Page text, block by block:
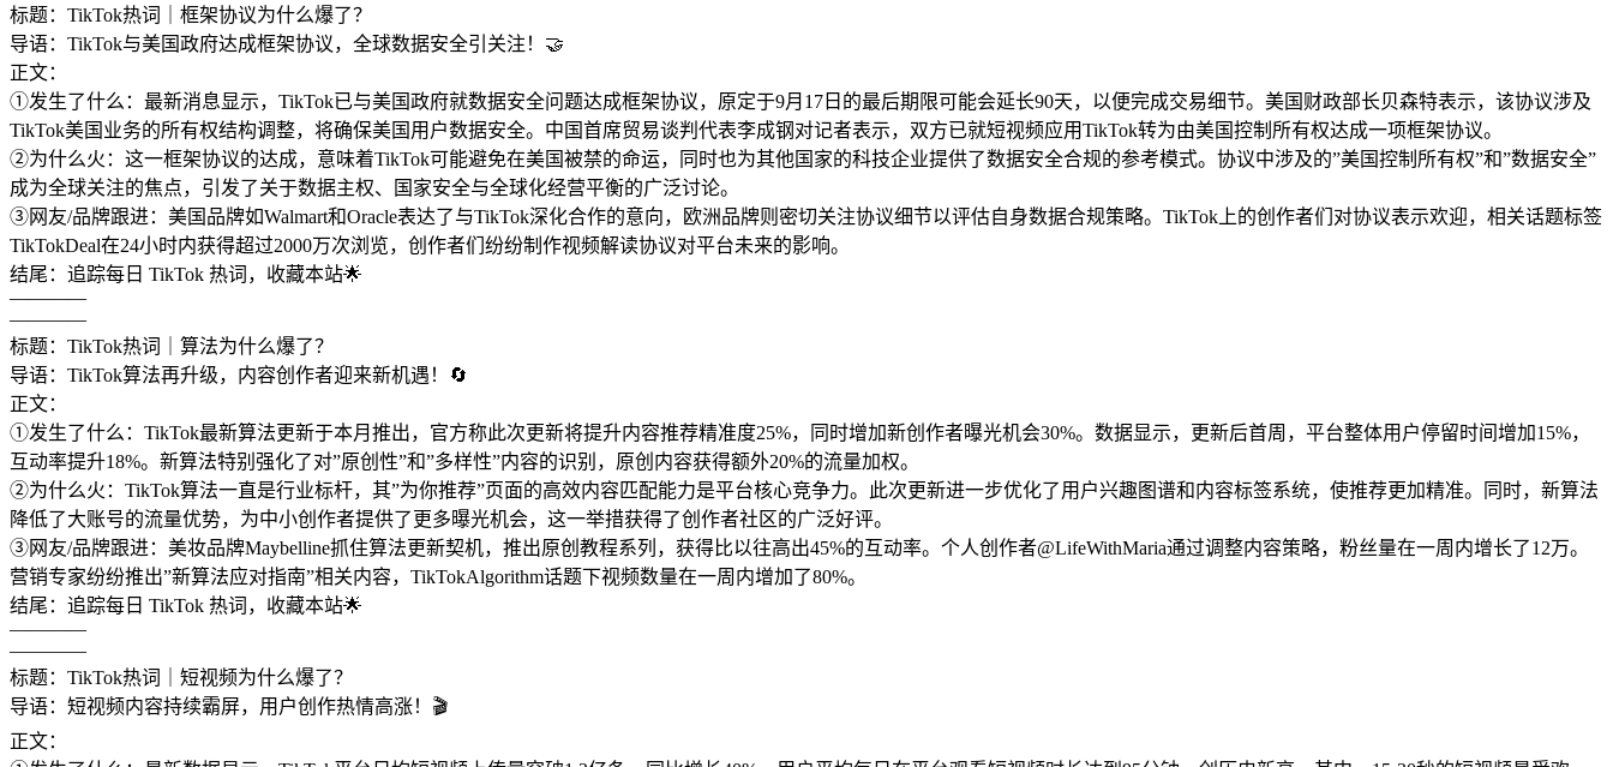
标题：TikTok热词｜框架协议为什么爆了？
导语：TikTok与美国政府达成框架协议，全球数据安全引关注！🤝
正文：
①发生了什么：最新消息显示，TikTok已与美国政府就数据安全问题达成框架协议，原定于9月17日的最后期限可能会延长90天，以便完成交易细节。美国财政部长贝森特表示，该协议涉及
TikTok美国业务的所有权结构调整，将确保美国用户数据安全。中国首席贸易谈判代表李成钢对记者表示，双方已就短视频应用TikTok转为由美国控制所有权达成一项框架协议。
②为什么火：这一框架协议的达成，意味着TikTok可能避免在美国被禁的命运，同时也为其他国家的科技企业提供了数据安全合规的参考模式。协议中涉及的”美国控制所有权”和”数据安全”
成为全球关注的焦点，引发了关于数据主权、国家安全与全球化经营平衡的广泛讨论。
③网友/品牌跟进：美国品牌如Walmart和Oracle表达了与TikTok深化合作的意向，欧洲品牌则密切关注协议细节以评估自身数据合规策略。TikTok上的创作者们对协议表示欢迎，相关话题标签
TikTokDeal在24小时内获得超过2000万次浏览，创作者们纷纷制作视频解读协议对平台未来的影响。
结尾：追踪每日 TikTok 热词，收藏本站🌟
————
————
标题：TikTok热词｜算法为什么爆了？
导语：TikTok算法再升级，内容创作者迎来新机遇！🔄
正文：
①发生了什么：TikTok最新算法更新于本月推出，官方称此次更新将提升内容推荐精准度25%，同时增加新创作者曝光机会30%。数据显示，更新后首周，平台整体用户停留时间增加15%，
互动率提升18%。新算法特别强化了对”原创性”和”多样性”内容的识别，原创内容获得额外20%的流量加权。
②为什么火：TikTok算法一直是行业标杆，其”为你推荐”页面的高效内容匹配能力是平台核心竞争力。此次更新进一步优化了用户兴趣图谱和内容标签系统，使推荐更加精准。同时，新算法
降低了大账号的流量优势，为中小创作者提供了更多曝光机会，这一举措获得了创作者社区的广泛好评。
③网友/品牌跟进：美妆品牌Maybelline抓住算法更新契机，推出原创教程系列，获得比以往高出45%的互动率。个人创作者@LifeWithMaria通过调整内容策略，粉丝量在一周内增长了12万。
营销专家纷纷推出”新算法应对指南”相关内容，TikTokAlgorithm话题下视频数量在一周内增加了80%。
结尾：追踪每日 TikTok 热词，收藏本站🌟
————
————
标题：TikTok热词｜短视频为什么爆了？
导语：短视频内容持续霸屏，用户创作热情高涨！🎬
正文：